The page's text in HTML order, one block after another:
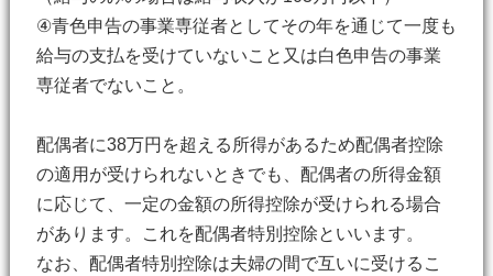
④青色申告の事業専従者としてその年を通じて一度も
給与の支払を受けていないこと又は白色申告の事業
専従者でないこと。
配偶者に38万円を超える所得があるため配偶者控除
の適用が受けられないときでも、配偶者の所得金額
に応じて、一定の金額の所得控除が受けられる場合
があります。これを配偶者特別控除といいます。
なお、配偶者特別控除は夫婦の間で互いに受けるこ